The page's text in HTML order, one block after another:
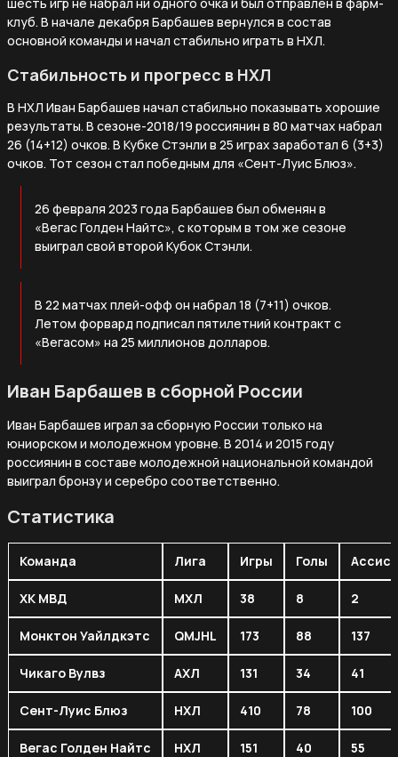
клуб. В начале декабря Барбашев вернулся в состав
основной команды и начал стабильно играть в НХЛ.
Стабильность и прогресс в НХЛ
В НХЛ Иван Барбашев начал стабильно показывать хорошие
результаты. В сезоне-2018/19 россиянин в 80 матчах набрал
26 (14+12) очков. В Кубке Стэнли в 25 играх заработал 6 (3+3)
очков. Тот сезон стал победным для «Сент-Луис Блюз».
26 февраля 2023 года Барбашев был обменян в
«Вегас Голден Найтс», с которым в том же сезоне
выиграл свой второй Кубок Стэнли.
В 22 матчах плей-офф он набрал 18 (7+11) очков.
Летом форвард подписал пятилетний контракт с
«Вегасом» на 25 миллионов долларов.
Иван Барбашев в сборной России
Иван Барбашев играл за сборную России только на
юниорском и молодежном уровне. В 2014 и 2015 году
россиянин в составе молодежной национальной командой
выиграл бронзу и серебро соответственно.
Статистика
Команда Лига Игры Голы
ХК МВД МХЛ 38 8 2
Монктон Уайлдкэтс QMJHL 173 88 137
Чикаго Вулвз АХЛ 131 34 41
Сент-Луис Блюз НХЛ 410 78 100
Вегас Голден Найтс НХЛ 151 40 55